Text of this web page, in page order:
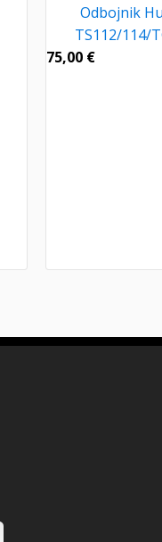
Odbojnik
TS112/114/
75,00 €